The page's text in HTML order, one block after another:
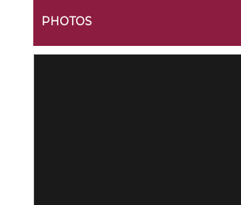
PHOTOS